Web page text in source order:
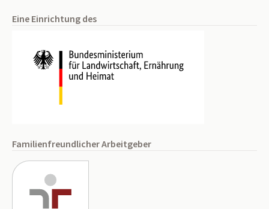
Eine Einrichtung des
Familienfreundlicher Arbeitgeber